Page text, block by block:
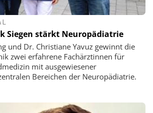
Siegen stärkt Neuropädiatrie
und Dr. Christiane Yavuz gewinnt die
zwei erfahrene Fachärztinnen für
mit ausgewiesener
Bereichen der Neuropädiatrie.